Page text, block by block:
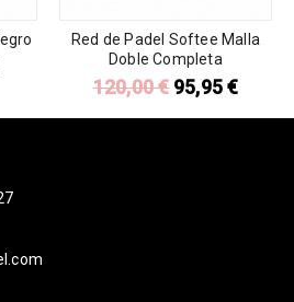
Red de Padel Softee Malla
Doble Completa
120,00€ 95,95€